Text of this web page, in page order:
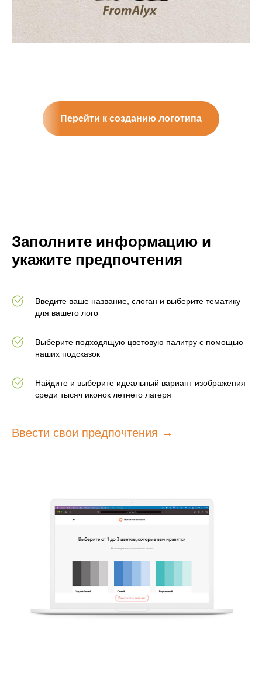
Перейти к созданию логотипа
Заполните информацию и
укажите предпочтения
Введите ваше название, слоган и выберите тематику
для вашего лого
Выберите подходящую цветовую палитру с помощью
наших подсказок
Найдите и выберите идеальный вариант изображения
среди тысяч иконок летнего лагеря
Ввести свои предпочтения